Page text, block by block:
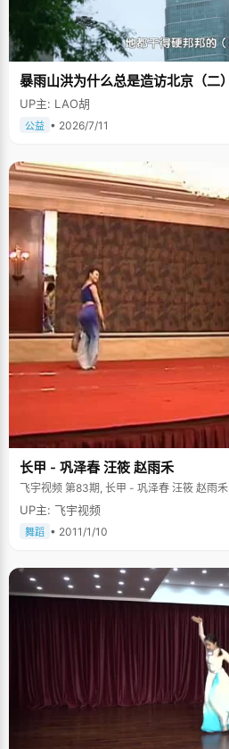
暴雨山洪为什么总是造访北京（二）
UP主: LAO胡
公益 • 2026/7/11
长甲 - 巩泽春 汪筱 赵雨禾
飞宇视频 第83期, 长甲 - 巩泽春 汪筱 赵雨禾
UP主: 飞宇视频
舞蹈 • 2011/1/10